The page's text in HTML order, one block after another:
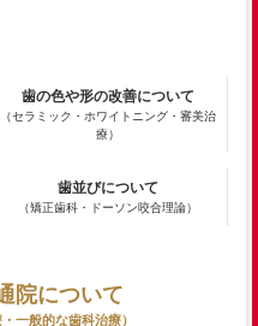
歯の色や形の改善について
（セラミック・ホワイトニング・審美治
療）
歯並びについて
（矯正歯科・ドーソン咬合理論）
院について
一般的な歯科治療）